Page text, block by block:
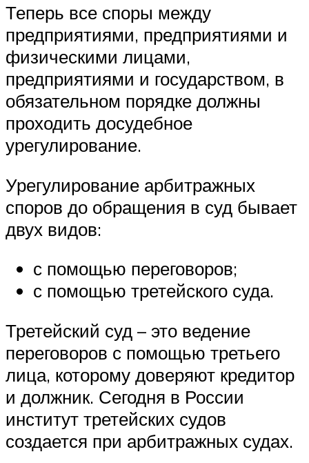
Теперь все споры между
предприятиями, предприятиями и
физическими лицами,
предприятиями и государством, в
обязательном порядке должны
проходить досудебное
урегулирование.
Урегулирование арбитражных
споров до обращения в суд бывает
двух видов:
с помощью переговоров;
с помощью третейского суда.
Третейский суд – это ведение
переговоров с помощью третьего
лица, которому доверяют кредитор
и должник. Сегодня в России
институт третейских судов
создается при арбитражных судах.